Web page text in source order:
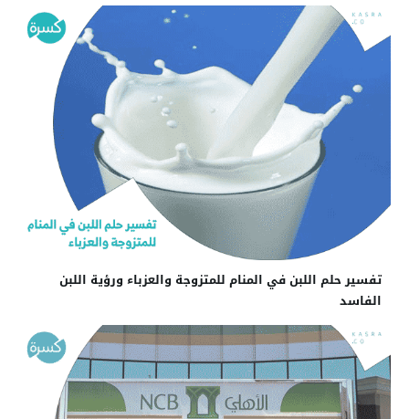
تفسير حلم اللبن في المنام للمتزوجة والعزباء ورؤية اللبن
الفاسد